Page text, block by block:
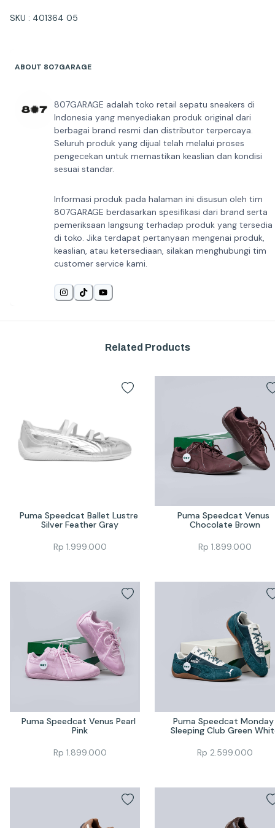
SKU : 401364 05
ABOUT 807GARAGE
807GARAGE adalah toko retail sepatu sneakers di
Indonesia yang menyediakan produk original dari
berbagai brand resmi dan distributor terpercaya.
Seluruh produk yang dijual telah melalui proses
pengecekan untuk memastikan keaslian dan kondisi
sesuai standar.
Informasi produk pada halaman ini disusun oleh tim
807GARAGE berdasarkan spesifikasi dari brand serta
pemeriksaan langsung terhadap produk yang tersedia
di toko. Jika terdapat pertanyaan mengenai produk,
keaslian, atau ketersediaan, silakan menghubungi tim
customer service kami.
Related Products
Puma Speedcat Ballet Lustre
Silver Feather Gray
Rp 1.999.000
Puma Speedcat Venus
Chocolate Brown
Rp 1.899.000
Puma Speedcat Venus Pearl
Pink
Rp 1.899.000
Puma Speedcat Monday
Sleeping Club Green
Rp 2.599.000